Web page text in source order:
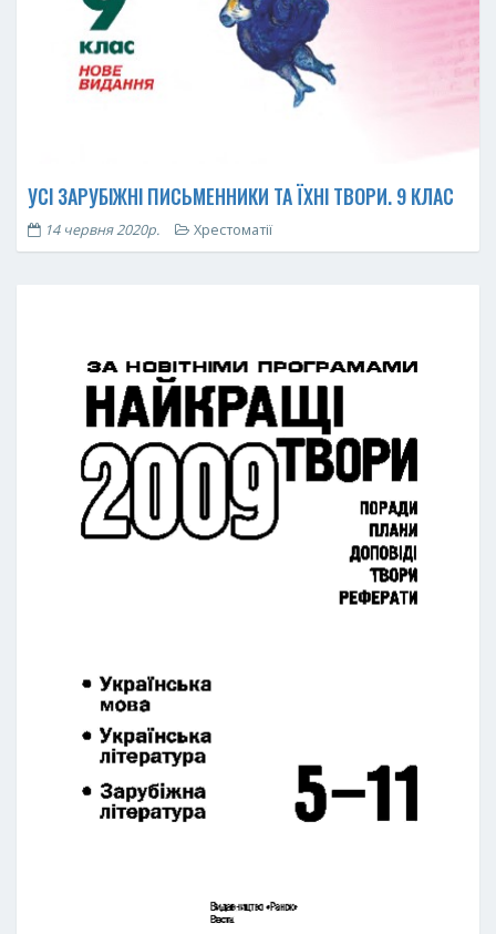
УСІ ЗАРУБІЖНІ ПИСЬМЕННИКИ ТА ЇХНІ ТВОРИ. 9 КЛАС
14 червня 2020р. Хрестоматії